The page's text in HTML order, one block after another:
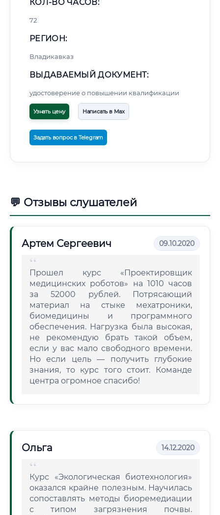
КОЛ-ВО ЧАСОВ:
72
РЕГИОН:
Владикавказ
ВЫДАВАЕМЫЙ ДОКУМЕНТ:
удостоверение о повышении квалификации
Узнать цену Написать в Max
Задать вопрос в Telegram
💬 Отзывы слушателей
Артем Сергеевич 09.10.2020
Прошел курс «Проектировщик
медицинских роботов» на 1010 часов
за 52000 рублей. Потрясающий
материал на стыке мехатроники,
биомедицины и программного
обеспечения. Нагрузка была высокая,
не рекомендую брать такой объем,
если у вас мало свободного времени.
Но если цель — получить глубокие
знания, то курс того стоит. Команде
центра огромное спасибо!
Ольга 14.12.2020
Курс «Экологическая биотехнология»
оказался крайне полезным. Научилась
сопоставлять методы биоремедиации
с типом загрязнения почвы.